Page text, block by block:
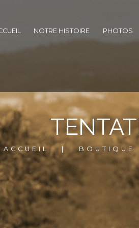
NOTRE HISTOIRE PHOTOS
ACCUEIL BOUTIQUE